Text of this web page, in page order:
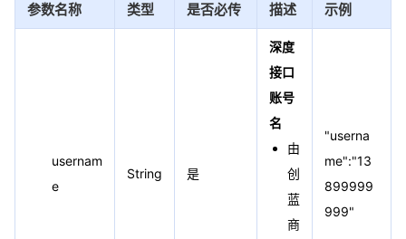
参数名称 类型 是否必传 描述 示例
usernam
e
String 是
深度
接口
账号
名
由
创
蓝
商
"userna
me":"13
899999
999"